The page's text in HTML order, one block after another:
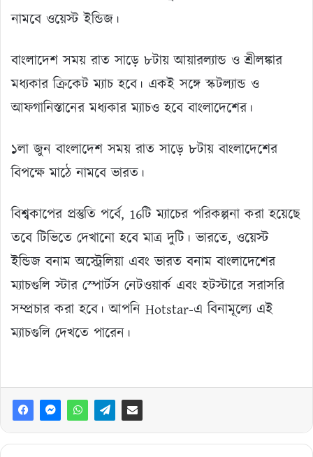
নামবে ওয়েস্ট ইন্ডিজ।
বাংলাদেশ সময় রাত সাড়ে ৮টায় আয়ারল্যান্ড ও শ্রীলঙ্কার
মধ্যকার ক্রিকেট ম্যাচ হবে। একই সঙ্গে স্কটল্যান্ড ও
আফগানিস্তানের মধ্যকার ম্যাচও হবে বাংলাদেশের।
১লা জুন বাংলাদেশ সময় রাত সাড়ে ৮টায় বাংলাদেশের
বিপক্ষে মাঠে নামবে ভারত।
বিশ্বকাপের প্রস্তুতি পর্বে, 16টি ম্যাচের পরিকল্পনা করা হয়েছে
তবে টিভিতে দেখানো হবে মাত্র দুটি। ভারতে, ওয়েস্ট
ইন্ডিজ বনাম অস্ট্রেলিয়া এবং ভারত বনাম বাংলাদেশের
ম্যাচগুলি স্টার স্পোর্টস নেটওয়ার্ক এবং হটস্টারে সরাসরি
সম্প্রচার করা হবে। আপনি Hotstar-এ বিনামূল্যে এই
ম্যাচগুলি দেখতে পারেন।